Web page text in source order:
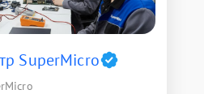
SuperMicro